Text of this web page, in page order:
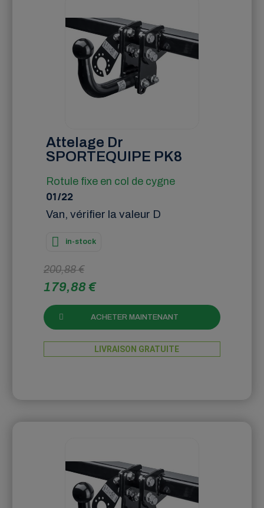
Attelage Dr
SPORTEQUIPE PK8
Rotule fixe en col de cygne
01/22
Van, vérifier la valeur D
in-stock
200,88 €
179,88 €
ACHETER MAINTENANT
LIVRAISON GRATUITE